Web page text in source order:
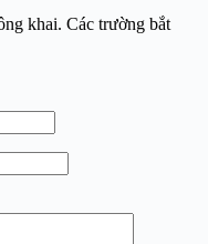
khai. Các trường bắt